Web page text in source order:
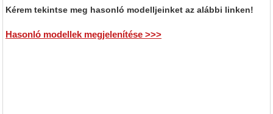
Kérem tekintse meg hasonló modelljeinket az alábbi linken!
Hasonló modellek megjelenítése >>>